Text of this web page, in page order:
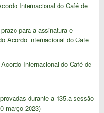
Internacional do Café de
para a assinatura e
Acordo Internacional do Café
Internacional do Café de
durante a 135.a sessão
março 2023)